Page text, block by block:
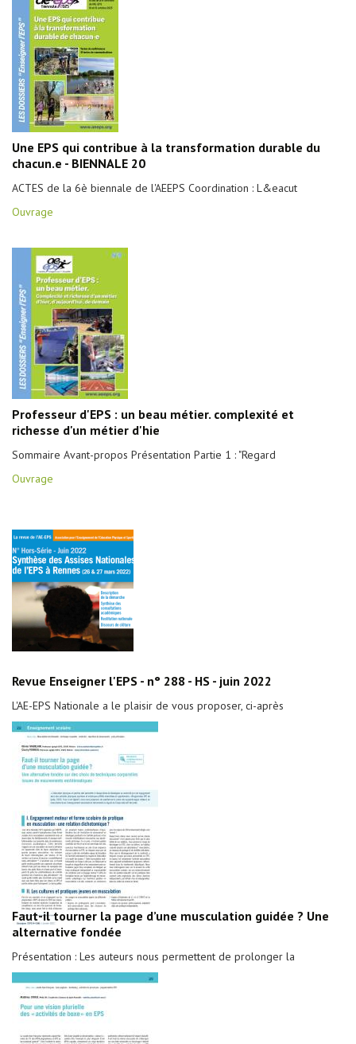
Une EPS qui contribue à la transformation durable du
chacun.e - BIENNALE 20
ACTES de la 6è biennale de l'AEEPS Coordination : L&eacut
Ouvrage
Professeur d'EPS : un beau métier. complexité et
richesse d'un métier d'hie
Sommaire Avant-propos Présentation Partie 1 : "Regard
Ouvrage
Revue Enseigner l'EPS - n° 288 - HS - juin 2022
L'AE-EPS Nationale a le plaisir de vous proposer, ci-après
Faut-il tourner la page d’une musculation guidée ? Une
alternative fondée
Présentation : Les auteurs nous permettent de prolonger la